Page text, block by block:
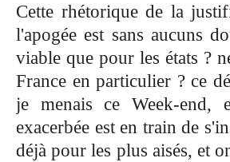
Cette rhétorique de la
l'apogée est sans aucuns
viable que pour les états ?
France en particulier ? ce
je menais ce Week-end,
exacerbée est en train de
déjà pour les plus aisés, et